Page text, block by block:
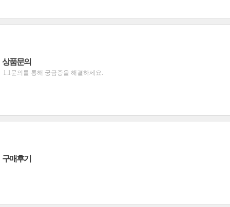
상품문의
1:1문의를 통해 궁금증을 해결하세요.
구매후기